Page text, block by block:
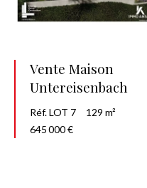
Vente Maison
Untereisenbach
Réf. LOT 7
129 m²
645 000 €